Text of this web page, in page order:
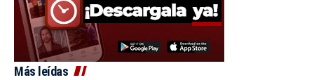
Más leídas